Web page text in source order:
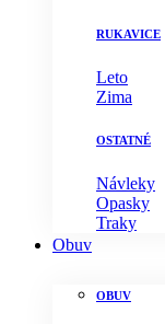
RUKAVICE
Leto
Zima
OSTATNÉ
Návleky
Opasky
Traky
Obuv
OBUV